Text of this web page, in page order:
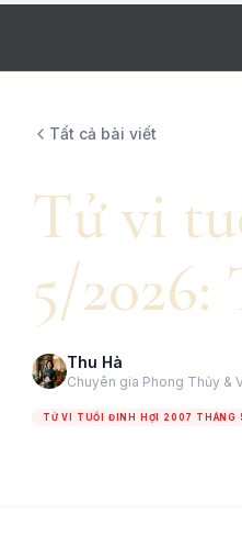
Tất cả bài viết
Tử vi
5/
Thu Hà
Chuyên gia Phong Thủy &
TỬ VI TUỔI ĐINH HỢI 2007 THÁNG